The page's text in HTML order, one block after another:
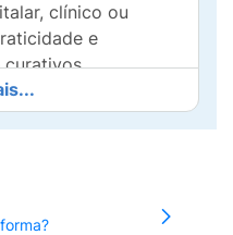
clínico ou
e
curativos.